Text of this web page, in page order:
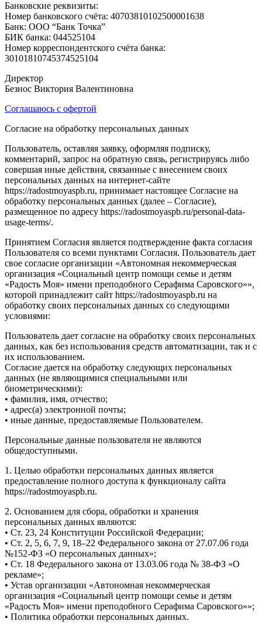
Банковские реквизиты:
Номер банковского счёта: 40703810102500001638
Банк: ООО “Банк Точка”
БИК банка: 044525104
Номер корреспондентского счёта банка:
30101810745374525104
Директор
Безнос Виктория Валентиновна
Соглашаюсь с офертой
Согласие на обработку персональных данных
Пользователь, оставляя заявку, оформляя подписку,
комментарий, запрос на обратную связь, регистрируясь либо
совершая иные действия, связанные с внесением своих
персональных данных на интернет-сайте
https://radostmoyaspb.ru, принимает настоящее Согласие на
обработку персональных данных (далее – Согласие),
размещенное по адресу https://radostmoyaspb.ru/personal-data-
usage-terms/.
Принятием Согласия является подтверждение факта согласия
Пользователя со всеми пунктами Согласия. Пользователь дает
свое согласие организации «Автономная некоммерческая
организация «Социальный центр помощи семье и детям
«Радость Моя» имени преподобного Серафима Саровского»»,
которой принадлежит сайт https://radostmoyaspb.ru на
обработку своих персональных данных со следующими
условиями:
Пользователь дает согласие на обработку своих персональных
данных, как без использования средств автоматизации, так и с
их использованием.
Согласие дается на обработку следующих персональных
данных (не являющимися специальными или
биометрическими):
• фамилия, имя, отчество;
• адрес(а) электронной почты;
• иные данные, предоставляемые Пользователем.
Персональные данные пользователя не являются
общедоступными.
1. Целью обработки персональных данных является
предоставление полного доступа к функционалу сайта
https://radostmoyaspb.ru.
2. Основанием для сбора, обработки и хранения
персональных данных являются:
• Ст. 23, 24 Конституции Российской Федерации;
• Ст. 2, 5, 6, 7, 9, 18–22 Федерального закона от 27.07.06 года
№152-ФЗ «О персональных данных»;
• Ст. 18 Федерального закона от 13.03.06 года № 38-ФЗ «О
рекламе»;
• Устав организации «Автономная некоммерческая
организация «Социальный центр помощи семье и детям
«Радость Моя» имени преподобного Серафима Саровского»»;
• Политика обработки персональных данных.